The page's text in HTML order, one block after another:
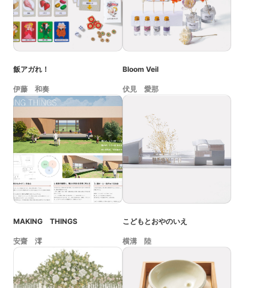
飯アガれ！
伊藤 和奏
Bloom Veil
伏見 愛那
MAKING THINGS
安齋 澪
こどもとおやのいえ
横溝 陸